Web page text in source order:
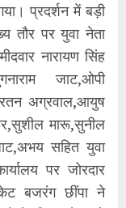
प्रदर्शन में बड़ी
तौर पर युवा नेता
नारायण सिंह
जाट,ओपी
अग्रवाल,आयुष
मारू,सुनील
सहित युवा
पर जोरदार
बजरंग छींपा ने